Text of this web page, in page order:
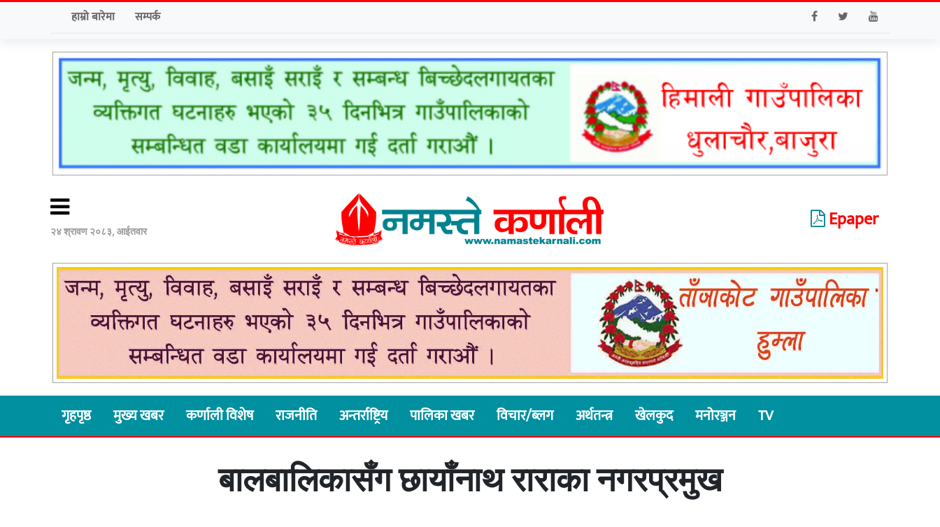
हाम्रो बारेमा सम्पर्क
२४ श्रावण २०८३, आईतवार Epaper
गृहपृष्ठ मुख्य खबर कर्णाली विशेष राजनीति अन्तर्राष्ट्रिय पालिका खबर विचार/ब्लग अर्थतन्त्र खेलकुद मनोरञ्जन TV
बालबालिकासँग छायाँनाथ राराका नगरप्रमुख